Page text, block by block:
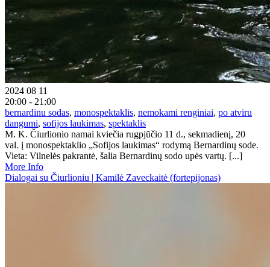
2024 08 11
20:00 - 21:00
bernardinu sodas, monospektaklis, nemokami renginiai, po atviru
dangumi, sofijos laukimas, spektaklis
M. K. Čiurlionio namai kviečia rugpjūčio 11 d., sekmadienį, 20
val. į monospektaklio „Sofijos laukimas“ rodymą Bernardinų sode.
Vieta: Vilnelės pakrantė, šalia Bernardinų sodo upės vartų. [...]
More Info
Dialogai su Čiurlioniu | Kamilė Zaveckaitė (fortepijonas)